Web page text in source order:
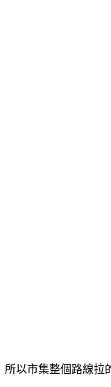
所以市集整個路線拉